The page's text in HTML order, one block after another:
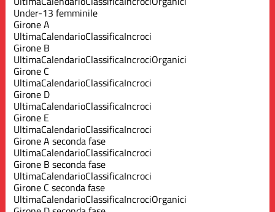
Under-13 femminile
Girone A
UltimaCalendarioClassificaIncroci
Girone B
UltimaCalendarioClassificaIncrociOrganici
Girone C
UltimaCalendarioClassificaIncroci
Girone D
UltimaCalendarioClassificaIncroci
Girone E
UltimaCalendarioClassificaIncroci
Girone A seconda fase
UltimaCalendarioClassificaIncroci
Girone B seconda fase
UltimaCalendarioClassificaIncroci
Girone C seconda fase
UltimaCalendarioClassificaIncrociOrganici